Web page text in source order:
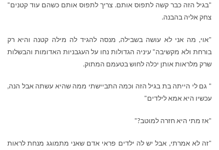
"בגיל הזה כבר קשה לתפוס אותם. צריך לתפוס אותם כשהם עוד קטנים"
צחק אליה בהבנה.
"אוי, מה אני לא עושה בשבילה, מנסה להגיד לה מילה קטנה והיא רק
בורחת ולא מקשיבה" עיניה הגדולות נחו על העגבניות האדומות והבשלות
שרק מלראות אותן יכלה לחוש בטעמם המתוק.
" גם לי הייתה בת בגיל הזה וכמה התביישתי ממה שהיא עשתה אבל הנה,
עכשיו היא אמא לילדים"
"אז מתי היא חזרה למוטב?"
"זה לא אמרתי, אבל יש לה ילדים פראי אדם שאני מתמוגג מנחת לראות